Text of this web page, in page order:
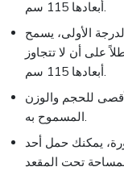
الأولى، يسمح
واحدة بوزن 10 كجم/ 22 رطلاً على أن لا تتجاوز
للحجم والوزن
يمكنك حمل أحد
تحت المقعد